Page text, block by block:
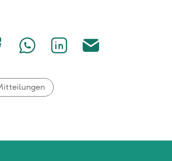
Facebook
teilen
WhatsApp
teilen
LinkedIn
teilen